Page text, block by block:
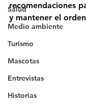
Salud
Medio ambiente
Turismo
Mascotas
Entrevistas
Historias
recomendaciones
y mantener el